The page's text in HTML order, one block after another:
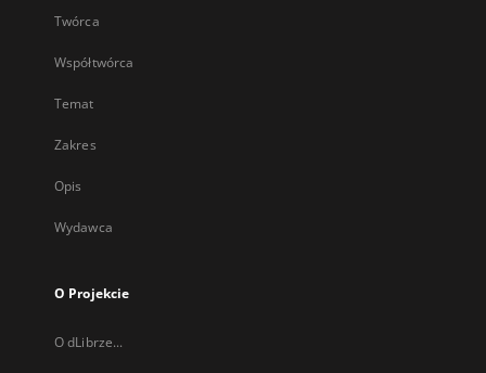
Twórca
Współtwórca
Temat
Zakres
Opis
Wydawca
O Projekcie
O dLibrze...